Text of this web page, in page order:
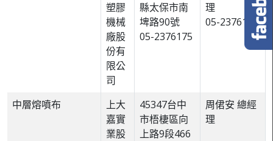
塑膠
機械
廠股
份有
限公
司
縣太保市南
埤路90號
05-2376175
理
05-2376175
中層熔噴布
上大
嘉實
業股
45347台中
市梧棲區向
上路9段466
周侰安 總經
理